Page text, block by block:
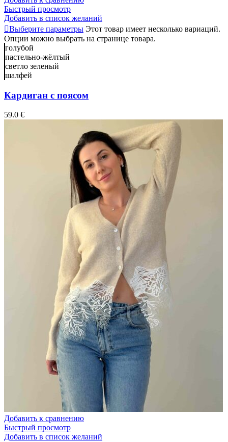
Быстрый просмотр
Добавить в список желаний
Выберите параметры Этот товар имеет несколько вариаций.
Опции можно выбрать на странице товара.
голубой
пастельно-жёлтый
светло зеленый
шалфей
Кардиган с поясом
59.0 €
Добавить к сравнению
Быстрый просмотр
Добавить в список желаний